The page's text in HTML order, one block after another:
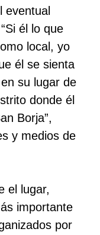
eventual
él lo que
local, yo
él se sienta
su lugar de
donde él
Borja”,
y medios de
el lugar,
importante
por